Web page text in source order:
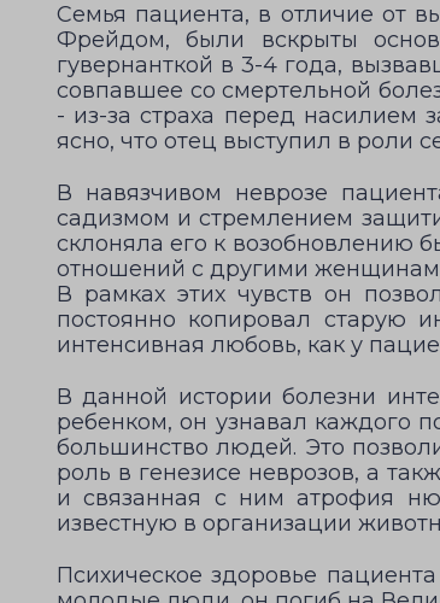
Семья пациента, в отличие от
Фрейдом, были вскрыты
гувернанткой в 3-4 года,
совпавшее со смертельной
- из-за страха перед насилием
ясно, что отец выступил в роли
В навязчивом неврозе
садизмом и стремлением
склоняла его к возобновлению
отношений с другими
В рамках этих чувств он
постоянно копировал старую
интенсивная любовь, как у
В данной истории болезни
ребенком, он узнавал каждого
большинство людей. Это
роль в генезисе неврозов, а
и связанная с ним атрофия
известную в организации
Психическое здоровье